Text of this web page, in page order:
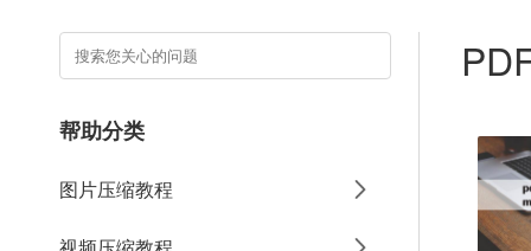
帮助分类
图片压缩教程